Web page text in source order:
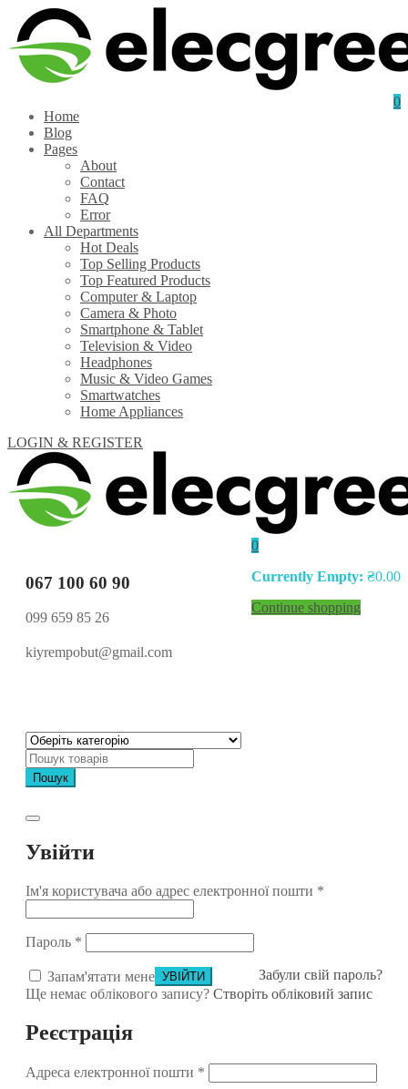
0
Home
Blog
Pages
About
Contact
FAQ
Error
All Departments
Hot Deals
Top Selling Products
Top Featured Products
Computer & Laptop
Camera & Photo
Smartphone & Tablet
Television & Video
Headphones
Music & Video Games
Smartwatches
Home Appliances
LOGIN & REGISTER
0
Currently Empty: ₴0.00
Continue shopping
067 100 60 90
099 659 85 26
kiyrempobut@gmail.com
Пошук
Увійти
Ім'я користувача або адрес електронної пошти *
Пароль *
Запам'ятати мене
Забули свій пароль?
Ще немає облікового запису? Створіть обліковий запис
Реєстрація
Адреса електронної пошти *